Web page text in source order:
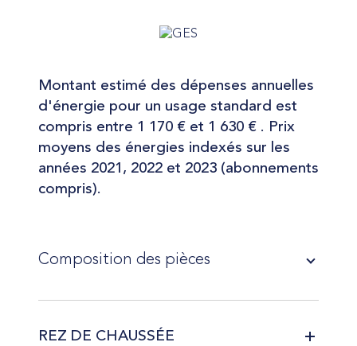
Montant estimé des dépenses annuelles
d'énergie pour un usage standard est
compris entre 1 170 € et 1 630 € . Prix
moyens des énergies indexés sur les
années 2021, 2022 et 2023 (abonnements
compris).
Composition des pièces
REZ DE CHAUSSÉE